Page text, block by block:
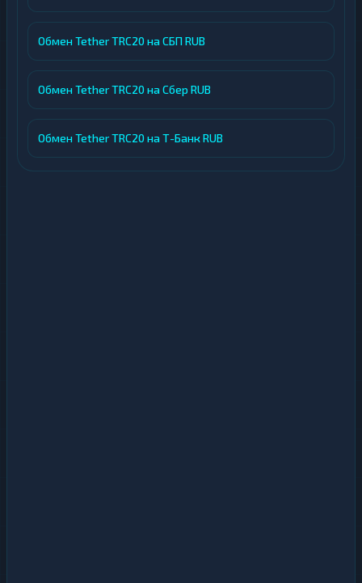
Обмен Tether TRC20 на СБП RUB
Обмен Tether TRC20 на Сбер RUB
Обмен Tether TRC20 на Т-Банк RUB